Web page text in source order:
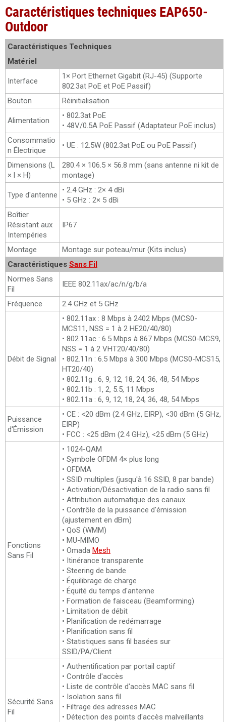
Caractéristiques techniques EAP650-
Outdoor
Caractéristiques Techniques
Matériel
Interface
1× Port Ethernet Gigabit (RJ-45) (Supporte
802.3at PoE et PoE Passif)
Bouton
Réinitialisation
Alimentation
• 802.3at PoE
• 48V/0.5A PoE Passif (Adaptateur PoE inclus)
Consommatio
n Électrique
• UE : 12.5W (802.3at PoE ou PoE Passif)
Dimensions (L
× l × H)
280.4 × 106.5 × 56.8 mm (sans antenne ni kit de
montage)
Type d'antenne
• 2.4 GHz : 2× 4 dBi
• 5 GHz : 2× 5 dBi
Boîtier
Résistant aux
Intempéries
IP67
Montage
Montage sur poteau/mur (Kits inclus)
Caractéristiques Sans Fil
Normes Sans
Fil
IEEE 802.11ax/ac/n/g/b/a
Fréquence 2.4 GHz et 5 GHz
Débit de Signal
• 802.11ax : 8 Mbps à 2402 Mbps (MCS0-
MCS11, NSS = 1 à 2 HE20/40/80)
• 802.11ac : 6.5 Mbps à 867 Mbps (MCS0-MCS9,
NSS = 1 à 2 VHT20/40/80)
• 802.11n : 6.5 Mbps à 300 Mbps (MCS0-MCS15,
HT20/40)
• 802.11g : 6, 9, 12, 18, 24, 36, 48, 54 Mbps
• 802.11b : 1, 2, 5.5, 11 Mbps
• 802.11a : 6, 9, 12, 18, 24, 36, 48, 54 Mbps
Puissance
d'Émission
• CE : <20 dBm (2.4 GHz, EIRP), <30 dBm (5 GHz,
EIRP)
• FCC : <25 dBm (2.4 GHz), <25 dBm (5 GHz)
Fonctions
Sans Fil
• 1024-QAM
• Symbole OFDM 4× plus long
• OFDMA
• SSID multiples (jusqu'à 16 SSID, 8 par bande)
• Activation/Désactivation de la radio sans fil
• Attribution automatique des canaux
• Contrôle de la puissance d'émission
(ajustement en dBm)
• QoS (WMM)
• MU-MIMO
• Omada Mesh
• Itinérance transparente
• Steering de bande
• Équilibrage de charge
• Équité du temps d'antenne
• Formation de faisceau (Beamforming)
• Limitation de débit
• Planification de redémarrage
• Planification sans fil
• Statistiques sans fil basées sur
SSID/PA/Client
Sécurité Sans
Fil
• Authentification par portail captif
• Contrôle d'accès
• Liste de contrôle d'accès MAC sans fil
• Isolation sans fil
• Filtrage des adresses MAC
• Détection des points d'accès malveillants